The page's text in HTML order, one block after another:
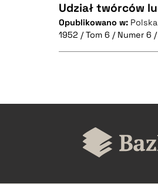
BIBTEX
CZYSTY
BIBTEX
Udział twórców
Opublikowano w:
1952 / Tom 6 / Numer 6